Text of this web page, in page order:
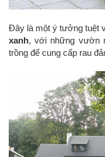
Đây là một ý tưởng tuệt
xanh, với những vườn
trồng để cung cấp rau